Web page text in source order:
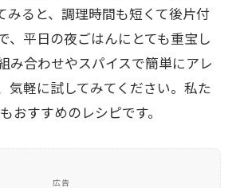
みると、調理時間も短くて後片付
、平日の夜ごはんにとても重宝し
み合わせやスパイスで簡単にアレ
気軽に試してみてください。私た
おすすめのレシピです。
広告